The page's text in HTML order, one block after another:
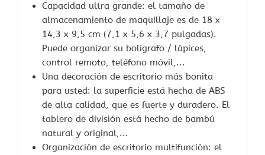
Capacidad ultra grande: el tamaño de
almacenamiento de maquillaje es de 18 x
14,3 x 9,5 cm (7,1 x 5,6 x 3,7 pulgadas).
Puede organizar su bolígrafo / lápices,
control remoto, teléfono móvil,...
Una decoración de escritorio más bonita
para usted: la superficie está hecha de ABS
de alta calidad, que es fuerte y duradero. El
tablero de división está hecho de bambú
natural y original,...
Organización de escritorio multifunción: el